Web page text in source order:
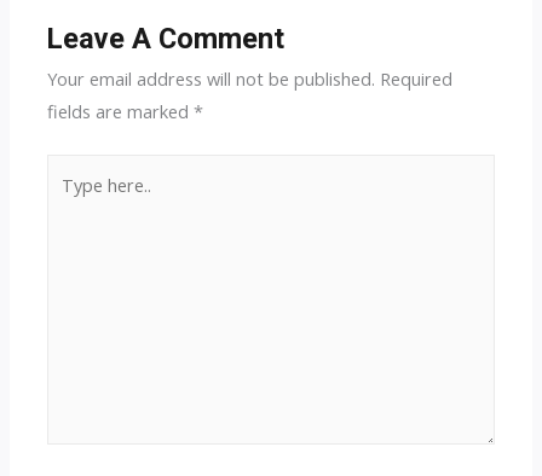
Leave A Comment
Your email address will not be published. Required
fields are marked*
here..